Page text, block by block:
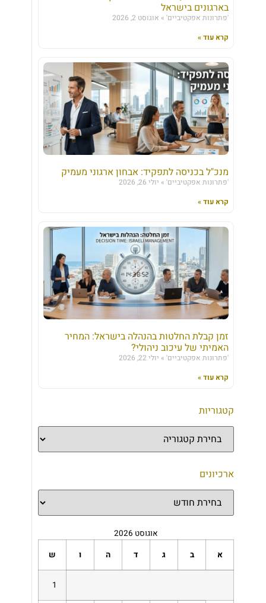
בארגונים בישראל
'פתרונות אפקטיביים'
אוגוסט 2, 2026
קרא עוד »
מנכ"ל בכניסה לתפקיד: אבחון ארגוני מעמיק
'פתרונות אפקטיביים'
יולי 26, 2026
קרא עוד »
זמן קבלת החלטות בהנהלה בישראל: המחיר
האמיתי של עיכוב ניהולי?
'פתרונות אפקטיביים'
יולי 22, 2026
קרא עוד »
קטגוריות
ארכיונים
אוגוסט 2026
א
ב ג ד ה ו ש
1